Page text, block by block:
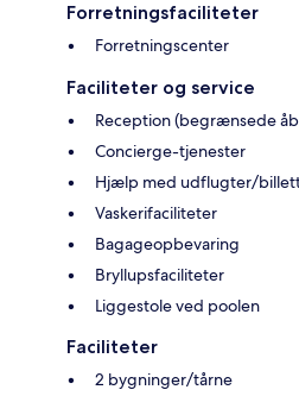
Forretningsfaciliteter
Forretningscenter
Faciliteter og service
Reception (begrænsede
Concierge-tjenester
Hjælp med udflugter/
Vaskerifaciliteter
Bagageopbevaring
Bryllupsfaciliteter
Liggestole ved poolen
Faciliteter
2 bygninger/tårne